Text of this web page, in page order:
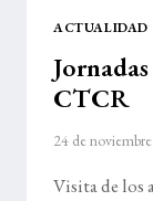
ACTUALIDAD
CTCR
24 de
Visita de los